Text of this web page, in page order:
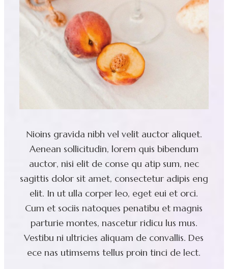
Nioins gravida nibh vel velit auctor aliquet.
Aenean sollicitudin, lorem quis bibendum
auctor, nisi elit de conse qu atip sum, nec
sagittis dolor sit amet, consectetur adipis eng
elit. In ut ulla corper leo, eget eui et orci.
Cum et sociis natoques penatibu et magnis
parturie montes, nascetur ridicu lus mus.
Vestibu ni ultricies aliquam de convallis. Des
ece nas utimsems tellus proin tinci de lect.